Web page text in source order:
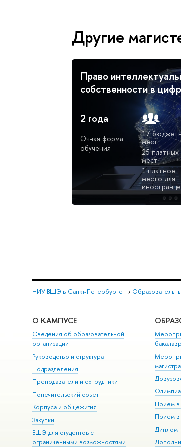
Другие
Право
собственности в
2 года
Очная форма
обучения
17
мест
25 платных
мест
1 платное
место для
НИУ ВШЭ в Санкт-Петербурге →
О КАМПУСЕ
Сведения об образовательной
организации
Руководство и структура
Подразделения
Преподаватели и сотрудники
Попечительский совет
Корпуса и общежития
Закупки
ВШЭ для студентов с
ограниченными возможностями
Прием в
Прием в
Диплом+